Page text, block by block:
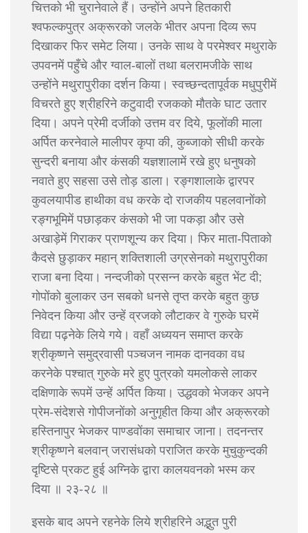
चित्तको भी चुरानेवाले हैं। उन्होंने अपने हितकारी
श्वफल्कपुत्र अक्रूरको जलके भीतर अपना दिव्य रूप
दिखाकर फिर समेट लिया। उनके साथ वे परमेश्वर मथुराके
उपवनमें पहुँचे और ग्वाल-बालों तथा बलरामजीके साथ
उन्होंने मथुरापुरीका दर्शन किया। स्वच्छन्दतापूर्वक मधुपुरीमें
विचरते हुए श्रीहरिने कटुवादी रजकको मौतके घाट उतार
दिया। अपने प्रेमी दर्जीको उत्तम वर दिये, फूलोंकी माला
अर्पित करनेवाले मालीपर कृपा की, कुब्जाको सीधी करके
सुन्दरी बनाया और कंसकी यज्ञशालामें रखे हुए धनुषको
नवाते हुए सहसा उसे तोड़ डाला। रङ्गशालाके द्वारपर
कुवलयापीड हाथीका वध करके दो राजकीय पहलवानोंको
रङ्गभूमिमें पछाड़कर कंसको भी जा पकड़ा और उसे
अखाड़ेमें गिराकर प्राणशून्य कर दिया। फिर माता-पिताको
कैदसे छुड़ाकर महान् शक्तिशाली उग्रसेनको मथुरापुरीका
राजा बना दिया। नन्दजीको प्रसन्न करके बहुत भेंट दी;
गोपोंको बुलाकर उन सबको धनसे तृप्त करके बहुत कुछ
निवेदन किया और उन्हें व्रजको लौटाकर वे गुरुके घरमें
विद्या पढ़नेके लिये गये। वहाँ अध्ययन समाप्त करके
श्रीकृष्णने समुद्रवासी पञ्चजन नामक दानवका वध
करनेके पश्चात् गुरुके मरे हुए पुत्रको यमलोकसे लाकर
दक्षिणाके रूपमें उन्हें अर्पित किया। उद्धवको भेजकर अपने
प्रेम-संदेशसे गोपीजनोंको अनुगृहीत किया और अक्रूरको
हस्तिनापुर भेजकर पाण्डवोंका समाचार जाना। तदनन्तर
श्रीकृष्णने बलवान् जरासंधको पराजित करके मुचुकुन्दकी
दृष्टिसे प्रकट हुई अग्निके द्वारा कालयवनको भस्म कर
दिया ॥ २३-२८ ॥
इसके बाद अपने रहनेके लिये श्रीहरिने अद्भुत पुरी